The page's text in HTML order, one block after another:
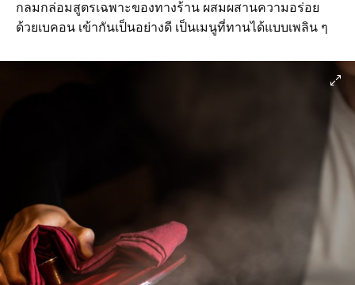
กลมกล่อมสูตรเฉพาะของทางร้าน ผสมผสานความอร่อย
ด้วยเบคอน เข้ากันเป็นอย่างดี เป็นเมนูที่ทานได้แบบเพลิน ๆ